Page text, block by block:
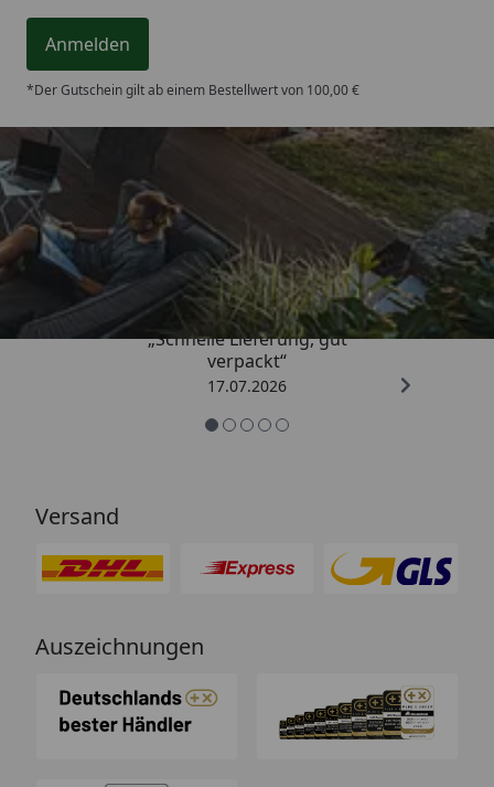
Anmelden
*Der Gutschein gilt ab einem Bestellwert von 100,00 €
Trusted Shops
4,65/ 5
„Schnelle Lieferung, gut
verpackt“
17.07.2026
Versand
Auszeichnungen